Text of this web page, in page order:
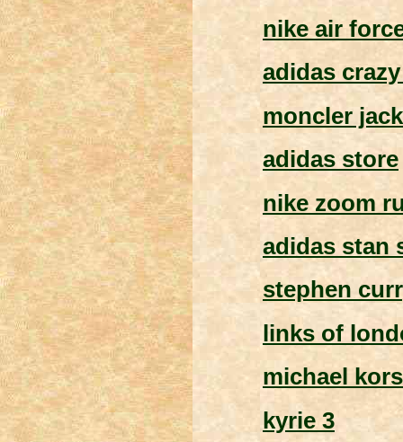
nike air
adidas
moncler
adidas store
nike zoom
adidas stan
stephen
links of
michael
kyrie 3